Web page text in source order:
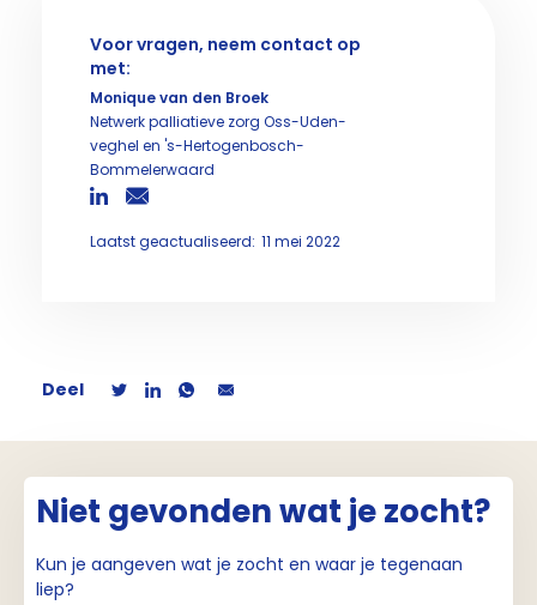
Voor vragen, neem contact op
met:
Monique van den Broek
Netwerk palliatieve zorg Oss-Uden-
veghel en 's-Hertogenbosch-
Bommelerwaard
Laatst geactualiseerd: 11 mei 2022
Deel
Niet gevonden wat je zocht?
Kun je aangeven wat je zocht en waar je tegenaan
liep?